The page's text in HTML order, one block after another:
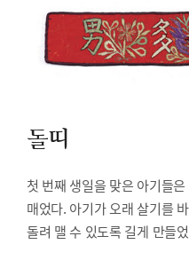
돌띠
첫 번째 생일을 맞은 아기들
매었다. 아기가 오래 살기를
돌려 맬 수 있도록 길게 만들